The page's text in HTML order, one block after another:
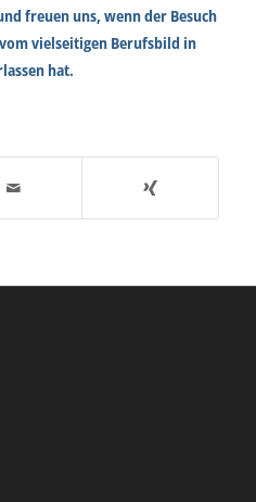
freuen uns, wenn der Besuch
vielseitigen Berufsbild in
hat.